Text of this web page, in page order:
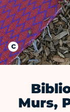
Murs,